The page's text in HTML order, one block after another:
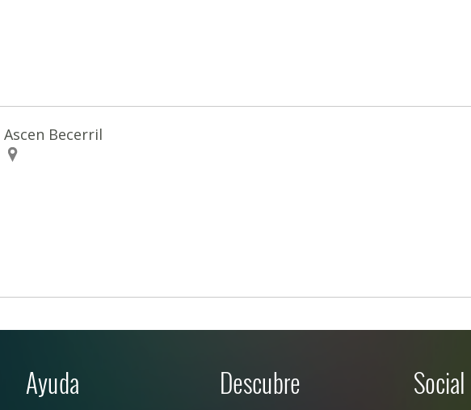
Ascen Becerril
Ayuda Descubre Social